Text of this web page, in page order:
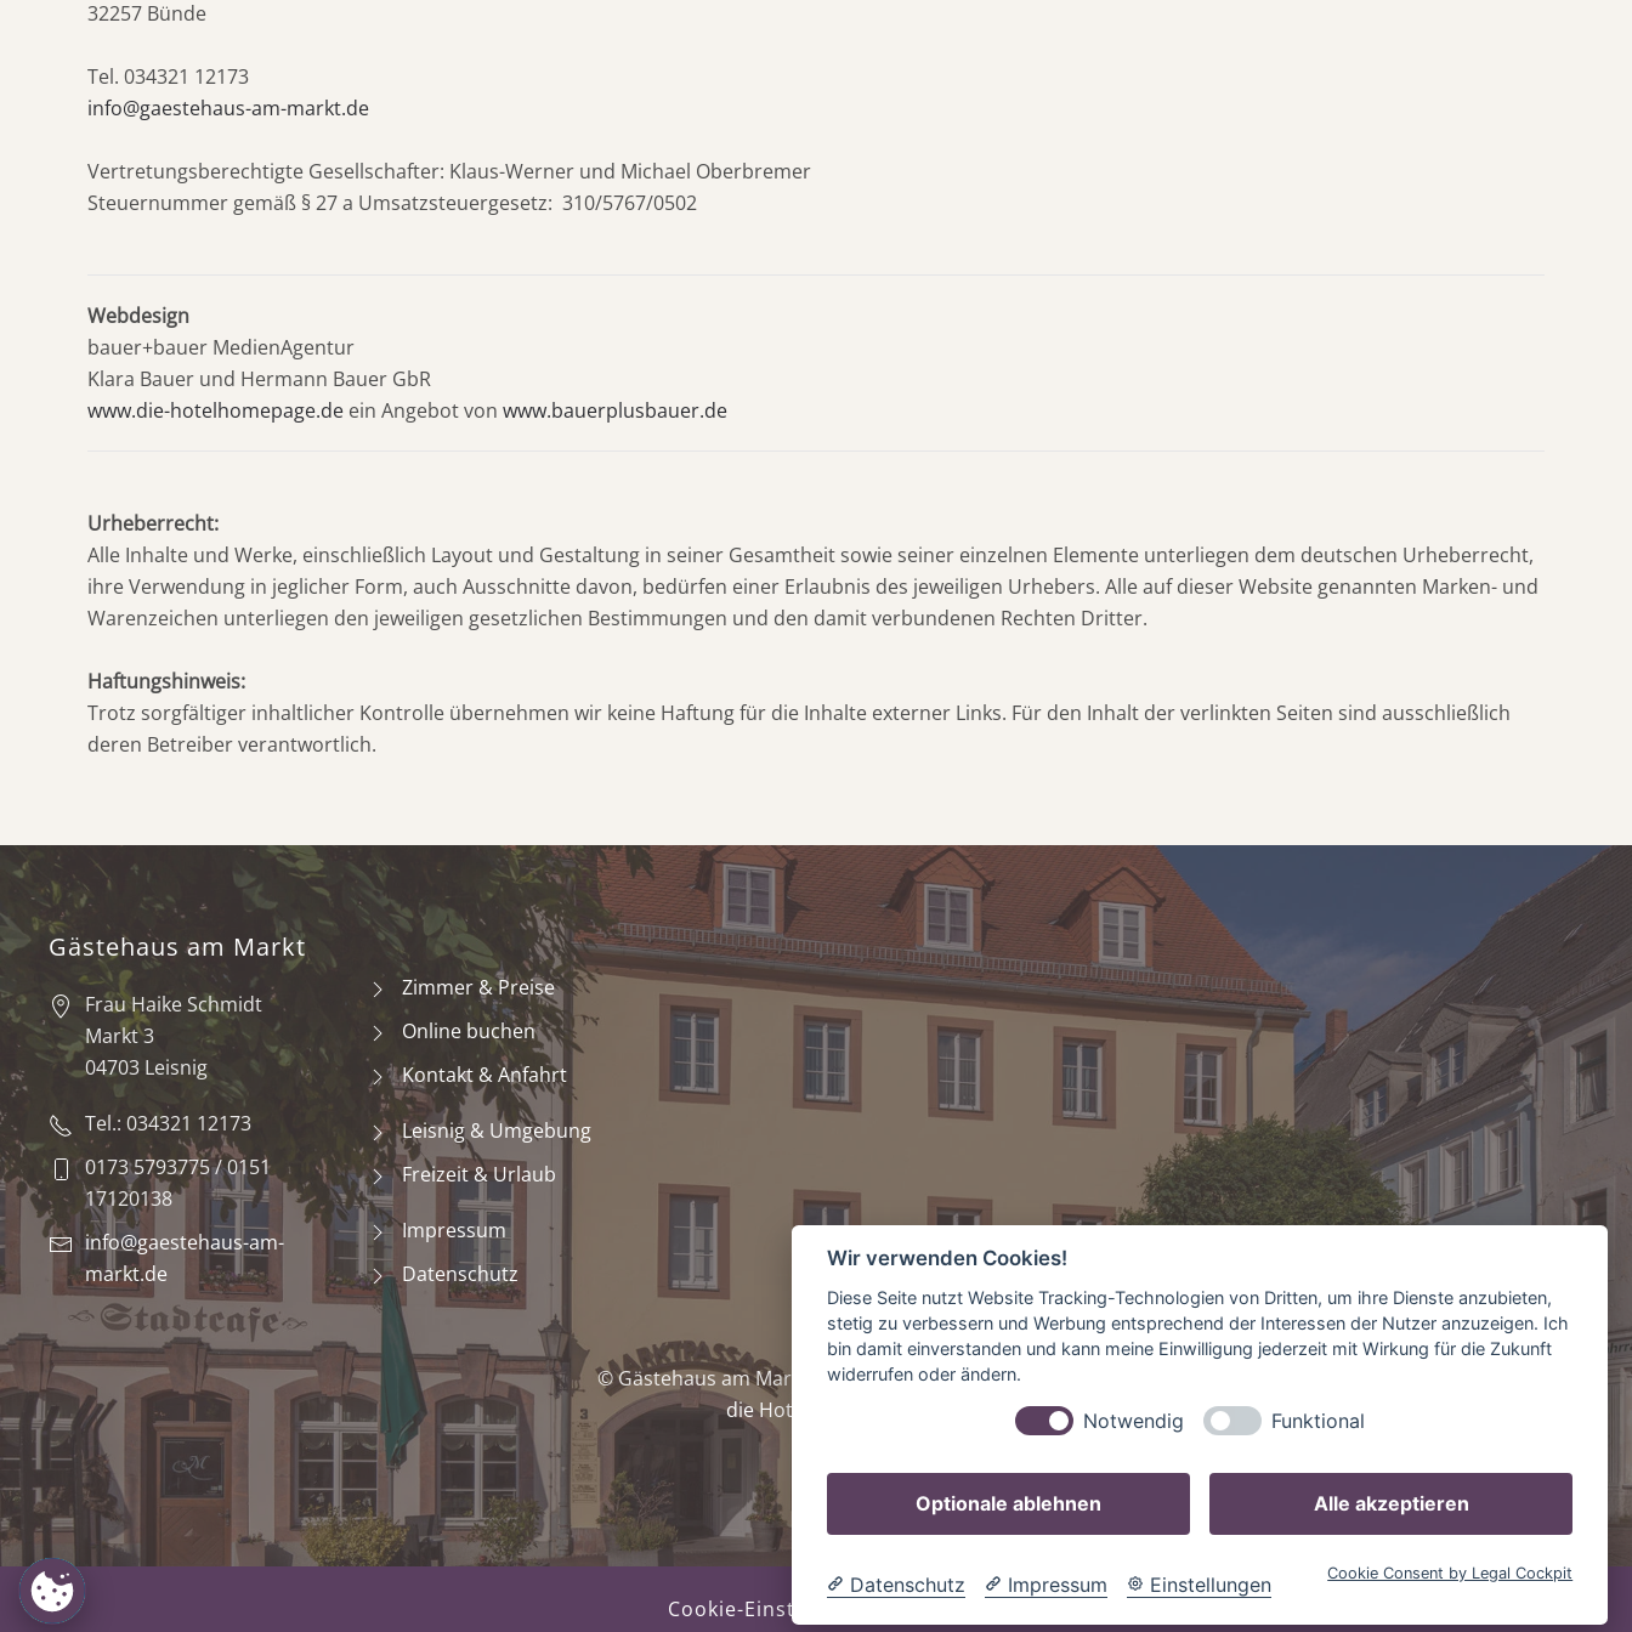
32257 Bünde
Tel. 034321 12173
info@gaestehaus-am-markt.de
Vertretungsberechtigte Gesellschafter: Klaus-Werner und Michael Oberbremer
Steuernummer gemäß § 27 a Umsatzsteuergesetz: 310/5767/0502
Webdesign
bauer+bauer MedienAgentur
Klara Bauer und Hermann Bauer GbR
www.die-hotelhomepage.de ein Angebot von www.bauerplusbauer.de
Urheberrecht:
Alle Inhalte und Werke, einschließlich Layout und Gestaltung in seiner Gesamtheit sowie seiner einzelnen Elemente unterliegen dem deutschen Urheberrecht,
ihre Verwendung in jeglicher Form, auch Ausschnitte davon, bedürfen einer Erlaubnis des jeweiligen Urhebers. Alle auf dieser Website genannten Marken- und
Warenzeichen unterliegen den jeweiligen gesetzlichen Bestimmungen und den damit verbundenen Rechten Dritter.
Haftungshinweis:
Trotz sorgfältiger inhaltlicher Kontrolle übernehmen wir keine Haftung für die Inhalte externer Links. Für den Inhalt der verlinkten Seiten sind ausschließlich
deren Betreiber verantwortlich.
Gästehaus am Markt
Frau Haike Schmidt
Markt 3
04703 Leisnig
Tel.: 034321 12173
0173 5793775 / 0151
17120138
info@gaestehaus-am-
markt.de
Zimmer & Preise
Online buchen
Kontakt & Anfahrt
Leisnig & Umgebung
Freizeit & Urlaub
Impressum
Datenschutz
© Gästehaus am Markt • Markt 3 • 04703 Leisnig
die Hotelhomepage
Cookie-Einstellungen ändern
Wir verwenden Cookies!
Diese Seite nutzt Website Tracking-Technologien von Dritten, um ihre Dienste anzubieten,
stetig zu verbessern und Werbung entsprechend der Interessen der Nutzer anzuzeigen. Ich
bin damit einverstanden und kann meine Einwilligung jederzeit mit Wirkung für die Zukunft
widerrufen oder ändern.
Notwendig Funktional
Optionale ablehnen Alle akzeptieren
Datenschutz Impressum Einstellungen Cookie Consent by Legal Cockpit